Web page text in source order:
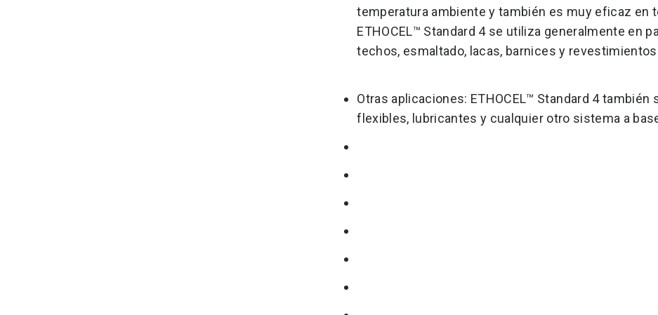
temperatura ambiente y también es muy eficaz en
ETHOCEL™ Standard 4 se utiliza generalmente en
techos, esmaltado, lacas, barnices y
Otras aplicaciones: ETHOCEL™ Standard 4
flexibles, lubricantes y cualquier otro sistema a